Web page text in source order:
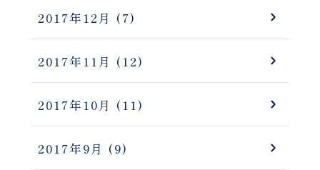
2017年12月 (7)
2017年11月 (12)
2017年10月 (11)
2017年9月 (9)